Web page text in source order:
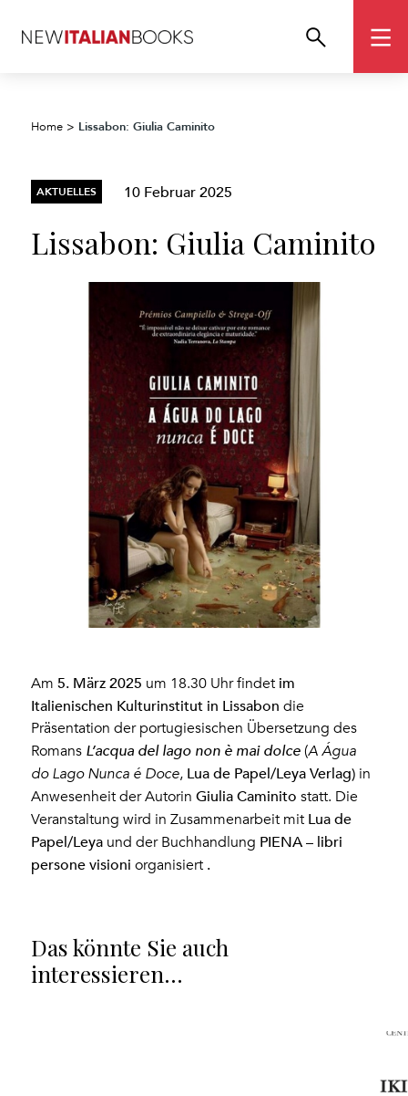
Home > Lissabon: Giulia Caminito
AKTUELLES 10 Februar 2025
Lissabon: Giulia Caminito
Am5. März 2025 um 18.30 Uhr findet im
Italienischen Kulturinstitut in Lissabondie
Präsentation der portugiesischen Übersetzung des
Romans L’acqua del lago non è mai dolce (A Água
do Lago Nunca é Doce, Lua de Papel/Leya Verlag) in
Anwesenheit der AutorinGiulia Caminito statt. Die
Veranstaltung wird in Zusammenarbeit mit Luade
Papel/Leya und der Buchhandlung PIENA – libri
persone visioni organisiert .
Das könnte Sie auch
interessieren…